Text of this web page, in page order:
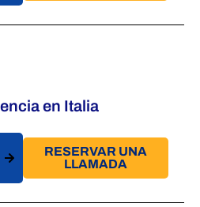
en Italia
RESERVAR UNA
LLAMADA